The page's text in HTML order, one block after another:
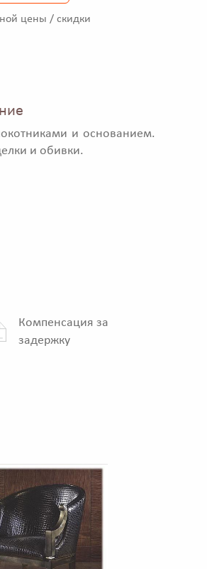
цены / скидки
и основанием.
и обивки.
Компенсация за
задержку